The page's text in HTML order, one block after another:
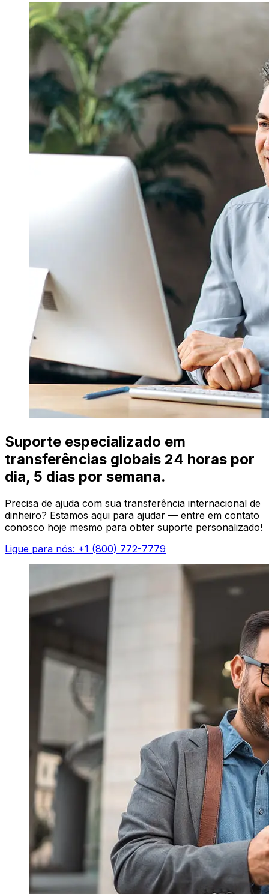
Suporte especializado em
transferências globais 24 horas por
dia, 5 dias por semana.
Precisa de ajuda com sua transferência internacional de
dinheiro? Estamos aqui para ajudar — entre em contato
conosco hoje mesmo para obter suporte personalizado!
Ligue para nós: +1 (800) 772-7779